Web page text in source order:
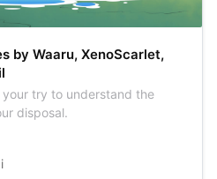
by Waaru, XenoScarlet,
try to understand the
disposal.